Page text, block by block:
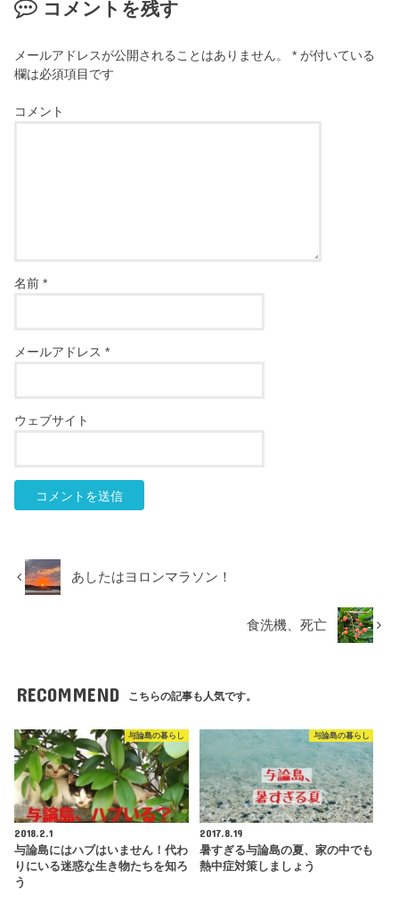
コメントを残す
メールアドレスが公開されることはありません。 * が付いている
欄は必須項目です
コメント
名前*
メールアドレス*
ウェブサイト
あしたはヨロンマラソン！
食洗機、死亡
RECOMMEND こちらの記事も人気です。
与論島の暮らし
2018.2.1
与論島にはハブはいません！代わ
りにいる迷惑な生き物たちを知ろ
う
与論島の暮らし
2017.8.19
暑すぎる与論島の夏、家の中でも
熱中症対策しましょう